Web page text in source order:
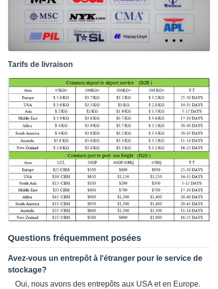
Tarifs de livraison
Questions fréquemment posées
Avez-vous un entrepôt à l'étranger pour le service de
stockage?
Oui, nous avons des entrepôts aux USA et en Europe.